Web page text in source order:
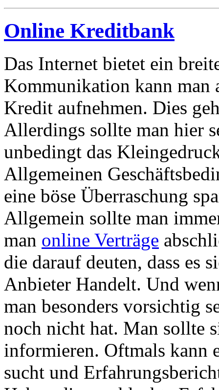
Online Kreditbank
Das Internet bietet ein
Kommunikation kann man
Kredit aufnehmen. Dies
Allerdings sollte man hier
unbedingt das
Allgemeinen
eine böse Überraschung
Allgemein sollte man
man online Verträge
die darauf deuten, dass es
Anbieter Handelt. Und
man besonders vorsichtig
noch nicht hat. Man sollte
informieren. Oftmals kann
sucht und